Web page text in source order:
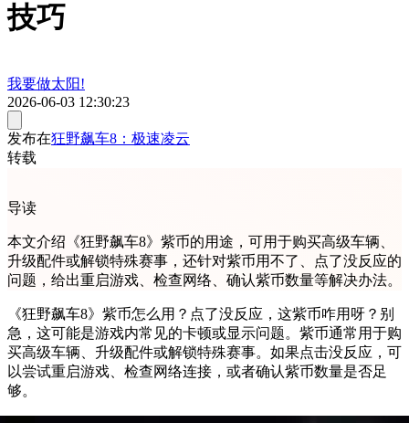
技巧
我要做太阳!
2026-06-03 12:30:23
发布在狂野飙车8：极速凌云
转载
导读
本文介绍《狂野飙车8》紫币的用途，可用于购买高级车辆、
升级配件或解锁特殊赛事，还针对紫币用不了、点了没反应的
问题，给出重启游戏、检查网络、确认紫币数量等解决办法。
《狂野飙车8》紫币怎么用？点了没反应，这紫币咋用呀？别
急，这可能是游戏内常见的卡顿或显示问题。紫币通常用于购
买高级车辆、升级配件或解锁特殊赛事。如果点击没反应，可
以尝试重启游戏、检查网络连接，或者确认紫币数量是否足
够。